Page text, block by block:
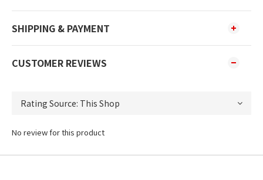
SHIPPING & PAYMENT
CUSTOMER REVIEWS
No review for this product